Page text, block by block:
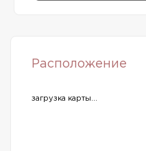
Расположение
загрузка карты...